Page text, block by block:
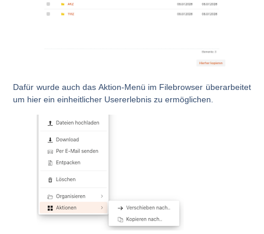
Dafür wurde auch das Aktion-Menü im Filebrowser überarbeitet
um hier ein einheitlicher Usererlebnis zu ermöglichen.